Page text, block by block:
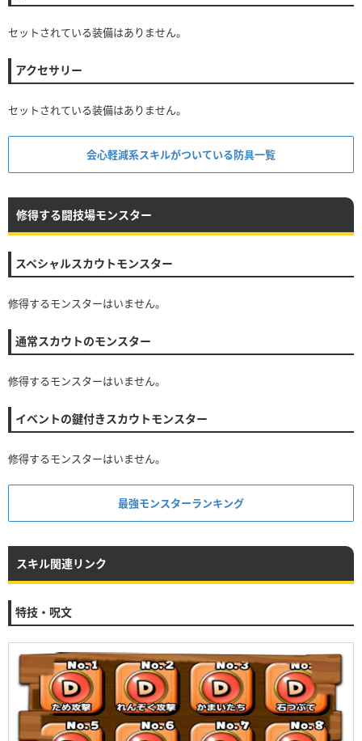
セットされている装備はありません。
アクセサリー
セットされている装備はありません。
会心軽減系スキルがついている防具一覧
修得する闘技場モンスター
スペシャルスカウトモンスター
修得するモンスターはいません。
通常スカウトのモンスター
修得するモンスターはいません。
イベントの鍵付きスカウトモンスター
修得するモンスターはいません。
最強モンスターランキング
スキル関連リンク
特技・呪文